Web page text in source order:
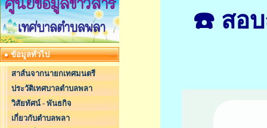
ข้อมูลทั่วไป
สาส์นจากนายกเทศมนตรี
ประวัติเทศบาลตำบลพลา
วิสัยทัศน์ - พันธกิจ
เกี่ยวกับตำบลพลา
☎️ สอบ